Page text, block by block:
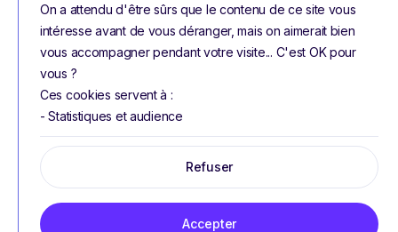
On a attendu d'être sûrs que le contenu de ce site vous
intéresse avant de vous déranger, mais on aimerait bien
vous accompagner pendant votre visite... C'est OK pour
vous ?
Ces cookies servent à :
- Statistiques et audience
Refuser
Accepter